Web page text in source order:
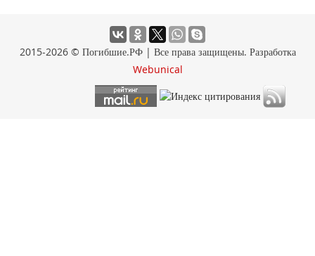
2015-2026 © Погибшие.РФ | Все права защищены. Разработка
Webunical